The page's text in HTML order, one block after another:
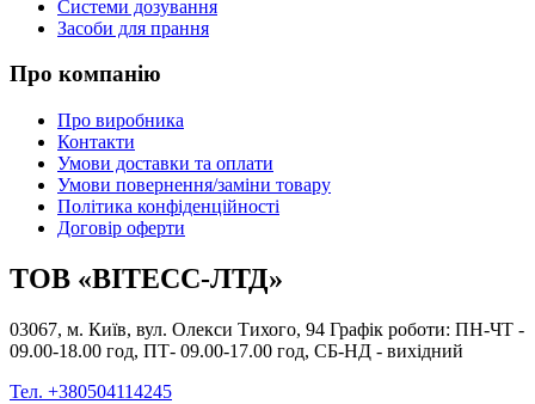
Системи дозування
Засоби для прання
Про компанію
Про виробника
Контакти
Умови доставки та оплати
Умови повернення/заміни товару
Політика конфіденційності
Договір оферти
ТОВ «ВІТЕСС-ЛТД»
03067, м. Київ, вул. Олекси Тихого, 94 Графік роботи: ПН-ЧТ -
09.00-18.00 год, ПТ- 09.00-17.00 год, СБ-НД - вихідний
Тел. +380504114245